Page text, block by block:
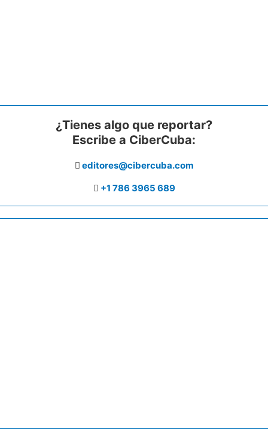
¿Tienes algo que reportar?
Escribe a CiberCuba:
editores@cibercuba.com
+1 786 3965 689